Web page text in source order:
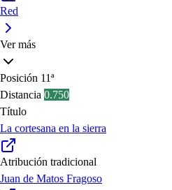
Red
Ver más
Posición 11ª
Distancia 0.750
Título
La cortesana en la sierra
Atribución tradicional
Juan de Matos Fragoso